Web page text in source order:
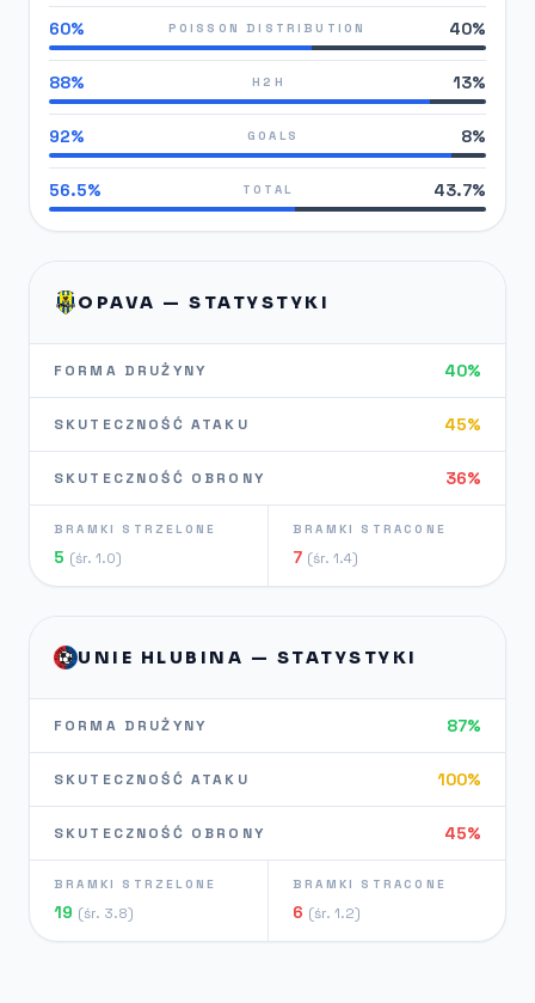
60% POISSON DISTRIBUTION 40%
88% H2H 13%
92% GOALS 8%
56.5% TOTAL 43.7%
OPAVA — STATYSTYKI
FORMA DRUŻYNY 40%
SKUTECZNOŚĆ ATAKU 45%
SKUTECZNOŚĆ OBRONY 36%
BRAMKI STRZELONE
5 (śr. 1.0)
BRAMKI STRACONE
7 (śr. 1.4)
UNIE HLUBINA — STATYSTYKI
FORMA DRUŻYNY 87%
SKUTECZNOŚĆ ATAKU 100%
SKUTECZNOŚĆ OBRONY 45%
BRAMKI STRZELONE
19 (śr. 3.8)
BRAMKI STRACONE
6 (śr. 1.2)